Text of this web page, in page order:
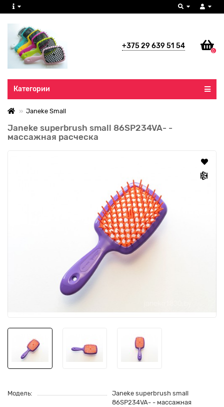
+375 29 639 51 54
0
Все категории
Категории
Janeke Small
Janeke superbrush small 86SP234VA- -
массажная расческа
Модель:
Janeke superbrush small
86SP234VA- - массажная